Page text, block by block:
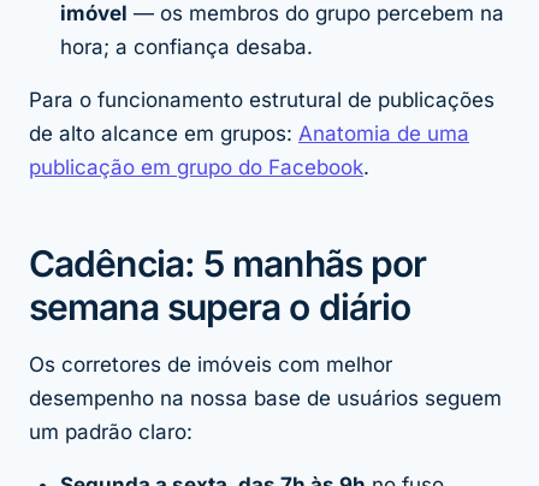
imóvel — os membros do grupo percebem na
hora; a confiança desaba.
Para o funcionamento estrutural de publicações
de alto alcance em grupos: Anatomia de uma
publicação em grupo do Facebook.
Cadência: 5 manhãs por
semana supera o diário
Os corretores de imóveis com melhor
desempenho na nossa base de usuários seguem
um padrão claro: